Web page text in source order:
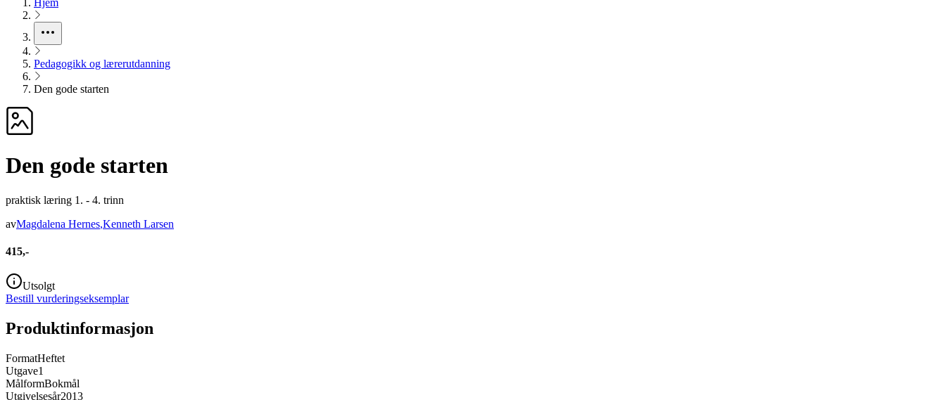
Hjem
Pedagogikk og lærerutdanning
Den gode starten
Den gode starten
praktisk læring 1. - 4. trinn
avMagdalena Hernes,Kenneth Larsen
415,-
Utsolgt
Bestill vurderingseksemplar
Produktinformasjon
FormatHeftet
Utgave1
MålformBokmål
Utgivelsesår2013